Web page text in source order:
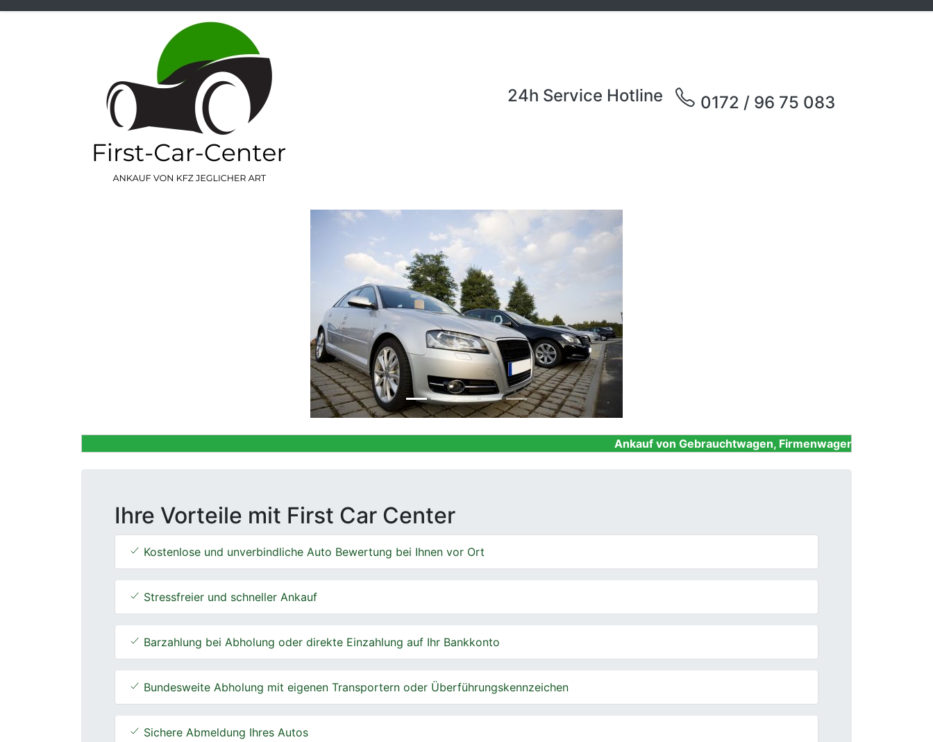
24h Service Hotline 0172 / 96 75 083
Ankauf von Gebrauchtwagen, Firmenwagen, Unfallwagen,
Ihre Vorteile mit First Car Center
Kostenlose und unverbindliche Auto Bewertung bei Ihnen vor Ort
Stressfreier und schneller Ankauf
Barzahlung bei Abholung oder direkte Einzahlung auf Ihr Bankkonto
Bundesweite Abholung mit eigenen Transportern oder Überführungskennzeichen
Sichere Abmeldung Ihres Autos